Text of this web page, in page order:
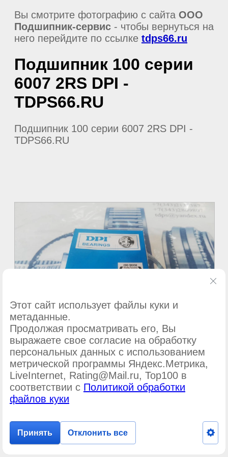
Вы смотрите фотографию с сайта ООО
Подшипник-сервис - чтобы вернуться на
него перейдите по ссылке tdps66.ru
Подшипник 100 серии
6007 2RS DPI -
TDPS66.RU
Подшипник 100 серии 6007 2RS DPI -
TDPS66.RU
©ООО Подшипник-сервис
Этот сайт использует файлы куки и
метаданные.
Продолжая просматривать его, Вы
выражаете свое согласие на обработку
персональных данных с использованием
метрической программы Яндекс.Метрика,
LiveInternet, Rating@Mail.ru, Top100 в
соответствии с Политикой обработки
файлов куки
Принять Отклонить все